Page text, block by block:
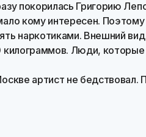
покорилась Григорию
кому интересен.
наркотиками. Внешний
килограммов. Люди,
артист не бедствовал.